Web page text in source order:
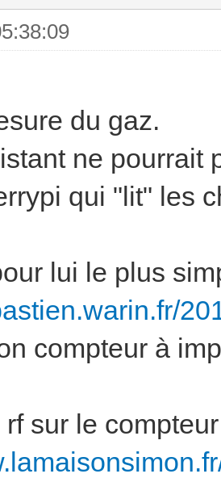
du gaz.
ne pourrait
qui "lit" les
lui le plus
compteur à
sur le compteur